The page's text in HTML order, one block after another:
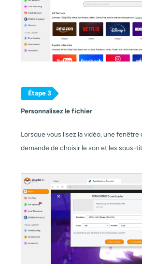
Étape 3
Personnalisez le fichier
Lorsque vous lisez la vidéo, une
demande de choisir le son et les sous-